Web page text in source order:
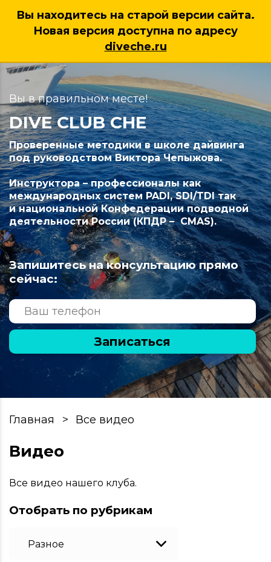
Вы находитесь на старой версии сайта.
Новая версия доступна по адресу
diveche.ru
7 (925) 222 38 95
Вы в правильном месте!
DIVE CLUB CHE
Проверенные методики в школе дайвинга
под руководством Виктора Чепыжова.
Инструктора – профессионалы как
международных систем PADI, SDI/TDI так
и национальной Конфедерации подводной
деятельности России (КПДР – CMAS).
Запишитесь на консультацию прямо
сейчас:
Записаться
Главная Все видео
Видео
Все видео нашего клуба.
Отобрать по рубрикам